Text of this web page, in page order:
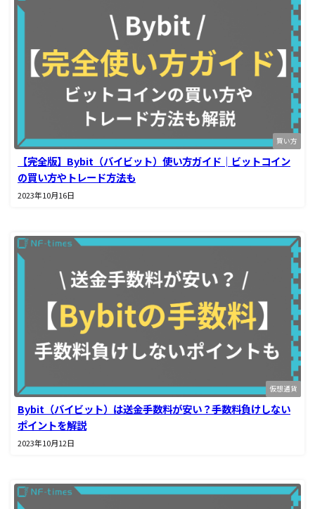
買い方
【完全版】Bybit（バイビット）使い方ガイド│ビットコイン
の買い方やトレード方法も
2023年10月16日
仮想通貨
Bybit（バイビット）は送金手数料が安い？手数料負けしない
ポイントを解説
2023年10月12日